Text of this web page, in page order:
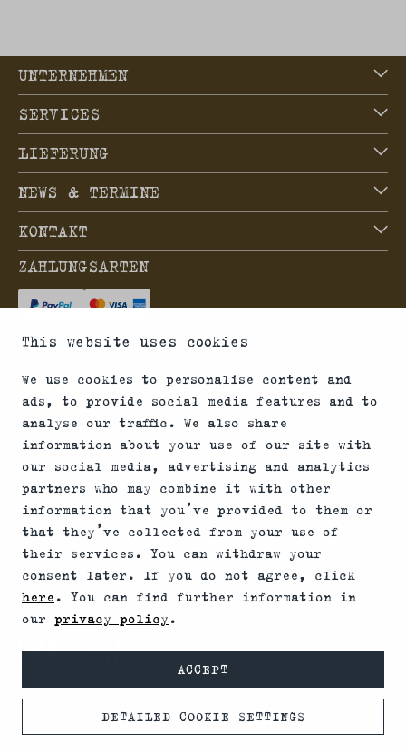
This website uses cookies
We use cookies to personalise content and
ads, to provide social media features and to
analyse our traffic. We also share
information about your use of our site with
our social media, advertising and analytics
partners who may combine it with other
information that you’ve provided to them or
that they’ve collected from your use of
their services. You can withdraw your
consent later. If you do not agree, click
here. You can find further information in
our privacy policy.
ACCEPT
DETAILED COOKIE SETTINGS
UNTERNEHMEN
SERVICES
LIEFERUNG
NEWS & TERMINE
KONTAKT
ZAHLUNGSARTEN
*Abgabe von Waffen, wesentlichen Waffenteilen und
Munition nur an Inhaber einer Erwerbserlaubnis.
Bitte beachte die rechtlichen Hinweise zur
Verwendung von Schalldämpfern und die rechtlichen
Erwerbs- und Nutzungsbedingungen für Vorsatzoptiken
in Deinem Land.
ImpressumDatenschutz Deutsch© 2026 MAUSER